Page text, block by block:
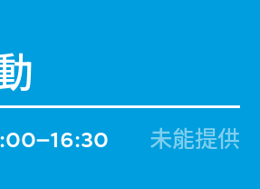
未能提供